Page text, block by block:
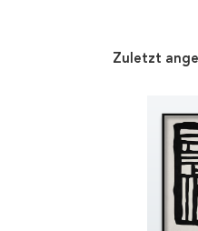
Zuletzt